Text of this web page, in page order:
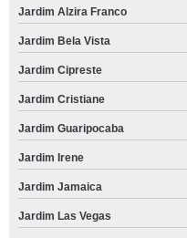
Jardim Alzira Franco
Jardim Bela Vista
Jardim Cipreste
Jardim Cristiane
Jardim Guaripocaba
Jardim Irene
Jardim Jamaica
Jardim Las Vegas